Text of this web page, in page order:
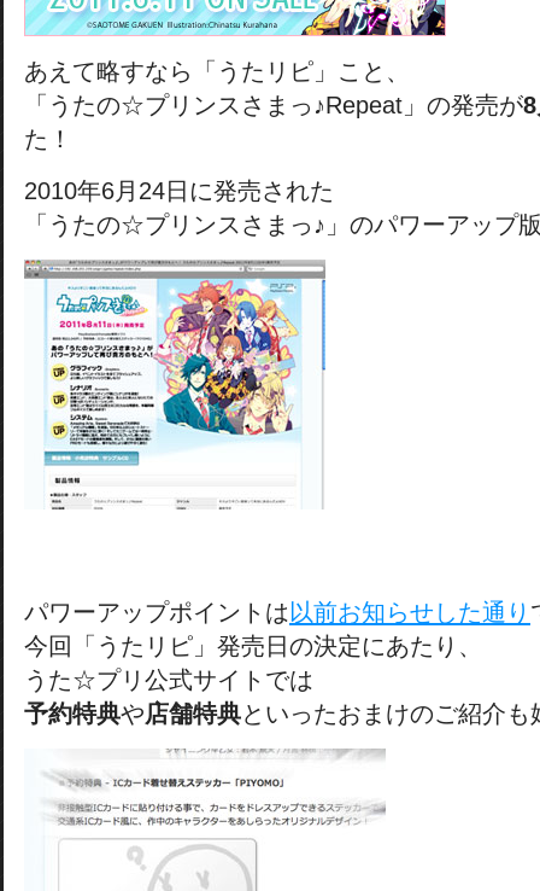
あえて略すなら「うたリピ」こと、
「うたの☆プリンスさまっ♪Repeat」の発売が
た！
2010年6月24日に発売された
「うたの☆プリンスさまっ♪」のパワーアップ
パワーアップポイントは 以前お知らせした通り
今回「うたリピ」発売日の決定にあたり、
うた☆プリ公式サイトでは
予約特典や店舗特典といったおまけのご紹介も